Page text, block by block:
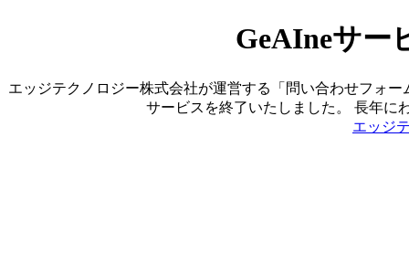
GeAIneサー
エッジテクノロジー株式会社が運営する「問い合わせフォ
サービスを終了いたしました。 長年に
エッジ